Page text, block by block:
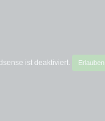
ist deaktiviert. Erlauben